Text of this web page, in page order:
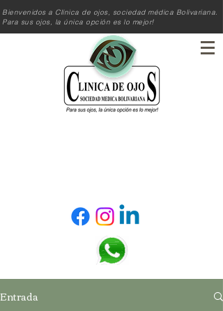
Bienvenidos a Clínica de ojos, sociedad médica Bolivariana.
Para sus ojos, la única opción es lo mejor!
Entrada